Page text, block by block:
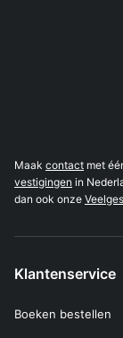
Maak contact met
vestigingen in
dan ook onze
Klantenservice
Boeken bestellen